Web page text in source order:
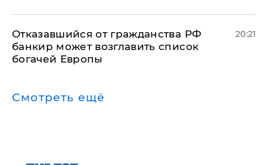
Отказавшийся от гражданства РФ
банкир может возглавить список
богачей Европы
20:21
Смотреть ещё